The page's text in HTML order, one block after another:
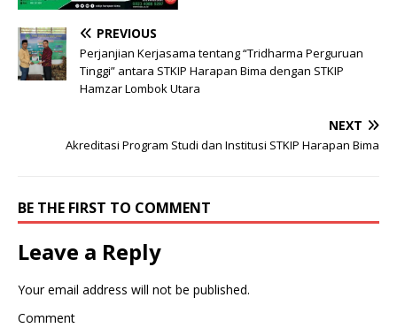
PREVIOUS
Perjanjian Kerjasama tentang “Tridharma Perguruan
Tinggi” antara STKIP Harapan Bima dengan STKIP
Hamzar Lombok Utara
NEXT
Akreditasi Program Studi dan Institusi STKIP Harapan Bima
BE THE FIRST TO COMMENT
Leave a Reply
Your email address will not be published.
Comment